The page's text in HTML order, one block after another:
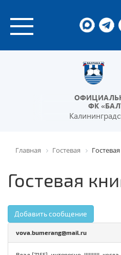
ФК
Главная Гостевая
Гостевая
Добавить сообщение
vova.bumerang@mail.ru